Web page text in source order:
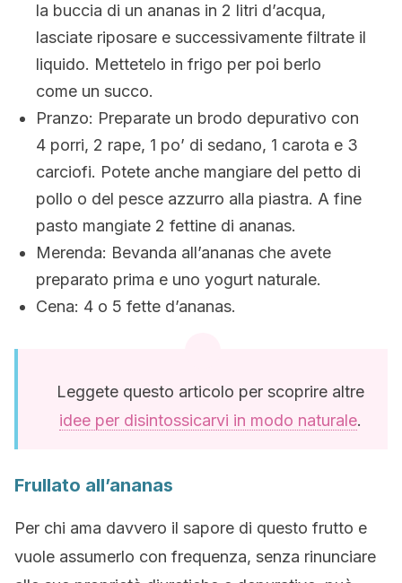
la buccia di un ananas in 2 litri d’acqua,
lasciate riposare e successivamente filtrate il
liquido. Mettetelo in frigo per poi berlo
come un succo.
Pranzo: Preparate un brodo depurativo con
4 porri, 2 rape, 1 po’ di sedano, 1 carota e 3
carciofi. Potete anche mangiare del petto di
pollo o del pesce azzurro alla piastra. A fine
pasto mangiate 2 fettine di ananas.
Merenda: Bevanda all’ananas che avete
preparato prima e uno yogurt naturale.
Cena: 4 o 5 fette d’ananas.
Leggete questo articolo per scoprire altre
idee per disintossicarvi in modo naturale.
Frullato all’ananas
Per chi ama davvero il sapore di questo frutto e
vuole assumerlo con frequenza, senza rinunciare